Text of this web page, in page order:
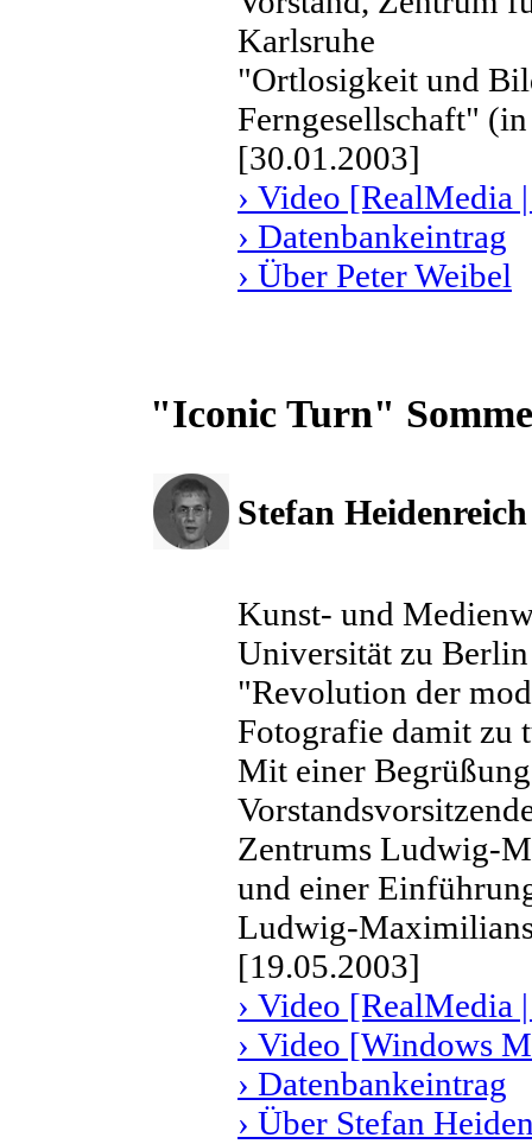
Karlsruhe
"Ortlosigkeit und
Ferngesellschaft"
[30.01.2003]
› Video [RealMedia
› Datenbankeintrag
› Über Peter Weibel
"Iconic Turn"
Stefan Heidenreich
Kunst- und
Universität zu Berlin
"Revolution der
Fotografie damit zu
Mit einer
Zentrums Ludwig-
und einer
Ludwig-
[19.05.2003]
› Video [RealMedia
› Video [Windows
› Datenbankeintrag
› Über Stefan